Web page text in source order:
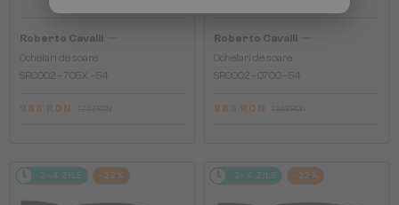
Roberto Cavalli
Ochelari de soare
SRC002 - 705X - 54
983 RON
Roberto Cavalli
Ochelari de soare
SRC002 - 0700 - 54
983 RON
2-4 ZILE -22% 2-4 ZILE -22%